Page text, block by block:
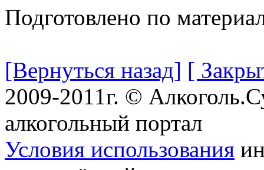
Подготовлено по
[Вернуться назад] [
2009-2011г. ©
алкогольный портал
Условия использования